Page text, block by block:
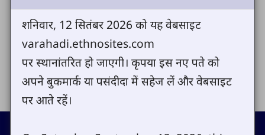
Send us your comments or questions
Share
शनिवार, 12 सितंबर 2026 को यह वेबसाइट
varahadi.ethnosites.com
पर स्थानांतरित हो जाएगी। कृपया इस नए पते को
अपने बुकमार्क या पसंदीदा में सहेज लें और वेबसाइट
पर आते रहें।